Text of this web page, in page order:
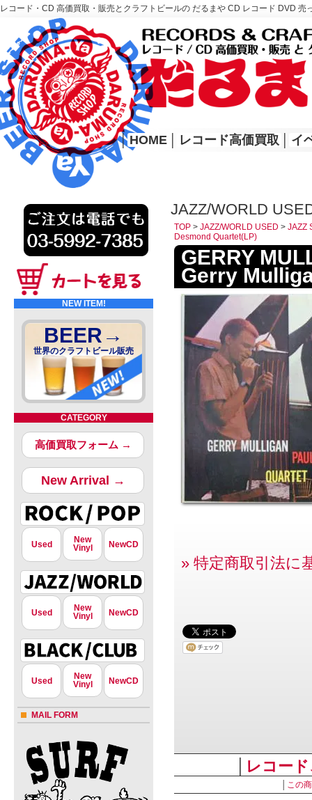
レコード・CD 高価買取・販売とクラフトビールの だるまや CD レコード DVD
レコード高価買取はこちら
HOME
│ HOME レコード高価買取 イ
NEW ITEM!
BEER→
世界のクラフトビール販売
CATEGORY
高価買取フォーム →
New Arrival →
Used
New
Vinyl
NewCD
Used
New
Vinyl
NewCD
Used
New
Vinyl
NewCD
MAIL FORM
JAZZ/WORLD
TOP > JAZZ/WORLD USED > JAZZ
Desmond Quartet(LP)
GERRY
Gerry
» 特定商取引法に
レコー
この